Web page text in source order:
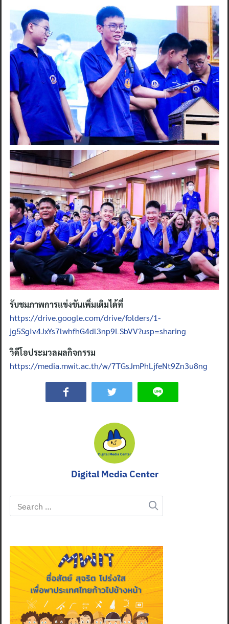
รับชมภาพการแข่งขันเพิ่มเติมได้ที่
https://drive.google.com/drive/folders/1-
jg5SgIv4JxYs7lwhfhG4dl3np9LSbVV?usp=sharing
วิดีโอประมวลผลกิจกรรม
https://media.mwit.ac.th/w/7TGsJmPhLjfeNt9Zn3u8ng
Digital Media Center
Search
for: